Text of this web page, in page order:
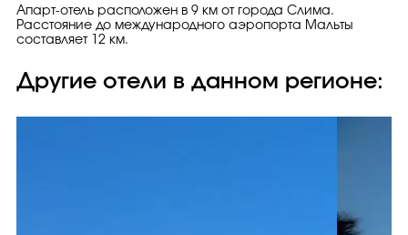
Апарт-отель расположен в 9 км от города Слима.
Расстояние до международного аэропорта Мальты
составляет 12 км.
Другие отели в данном регионе: